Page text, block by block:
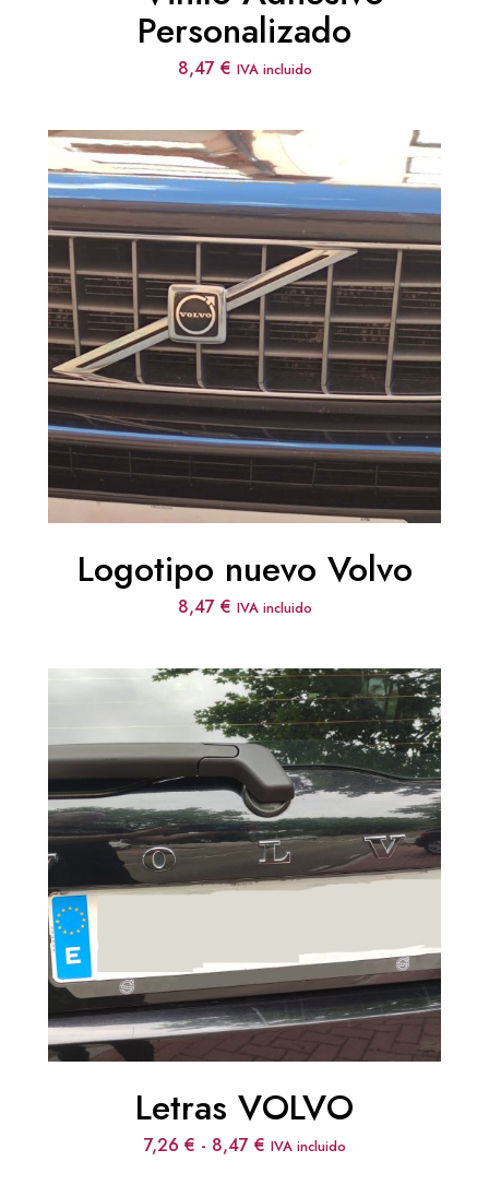
Personalizado
8,47 € IVA incluido
Logotipo nuevo Volvo
8,47 € IVA incluido
Letras VOLVO
7,26 € - 8,47 €Rango
IVA incluido